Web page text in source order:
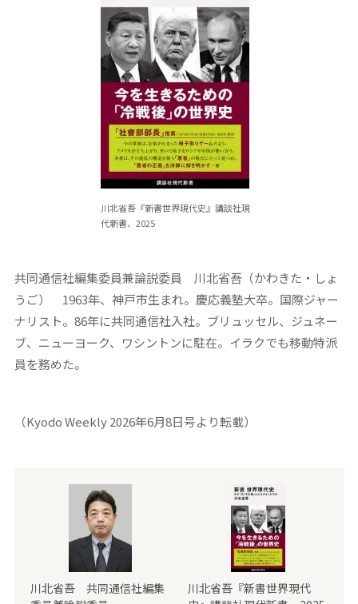
川北省吾『新書世界現代史』講談社現
代新書、2025
共同通信社編集委員兼論説委員 川北省吾（かわきた・しょ
うご）
1963年、神戸市生まれ。慶応義塾大卒。国際ジャー
ナリスト。86年に共同通信社入社。ブリュッセル、ジュネー
ブ、ニューヨーク、ワシントンに駐在。イラクでも移動特派
員を務めた。
（Kyodo Weekly 2026年6月8日号より転載）
川北省吾 共同通信社編集
川北省吾『新書世界現代